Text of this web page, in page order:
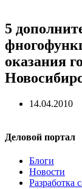
5
оказания
14.04.2010
Деловой портал
Блоги
Новости
Разработка